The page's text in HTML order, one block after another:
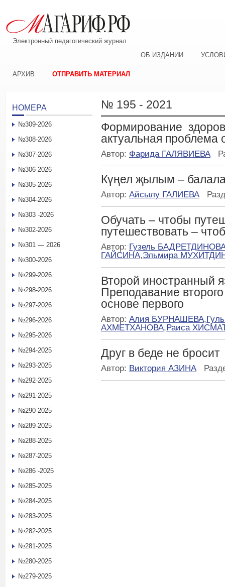
Электронный педагогический журнал
ОБ ИЗДАНИИ
АРХИВ ОТПРАВИТЬ МАТЕРИАЛ
№ 195 - 2021
Формирование
актуальная проблема
Автор: Фарида ГАЛЯВИЕВА
Күңел җылым –
Автор: Айсылу ГАЛИЕВА
Обучать – чтобы
путешествовать –
Автор: Гузель
ГАЙСИНА,Эльмира
Второй иностранный
Преподавание
основе первого
Автор: Алия БУРНАШЕВА,
АХМЕТХАНОВА,Раиса
Друг в беде не бросит
Автор: Виктория АЗИНА
НОМЕРА
№309-2026
№308-2026
№307-2026
№306-2026
№305-2026
№304-2026
№303 -2026
№302-2026
№301 — 2026
№300-2026
№299-2026
№298-2026
№297-2026
№296-2026
№295-2026
№294-2025
№293-2025
№292-2025
№291-2025
№290-2025
№289-2025
№288-2025
№287-2025
№286 -2025
№285-2025
№284-2025
№283-2025
№282-2025
№281-2025
№280-2025
№279-2025